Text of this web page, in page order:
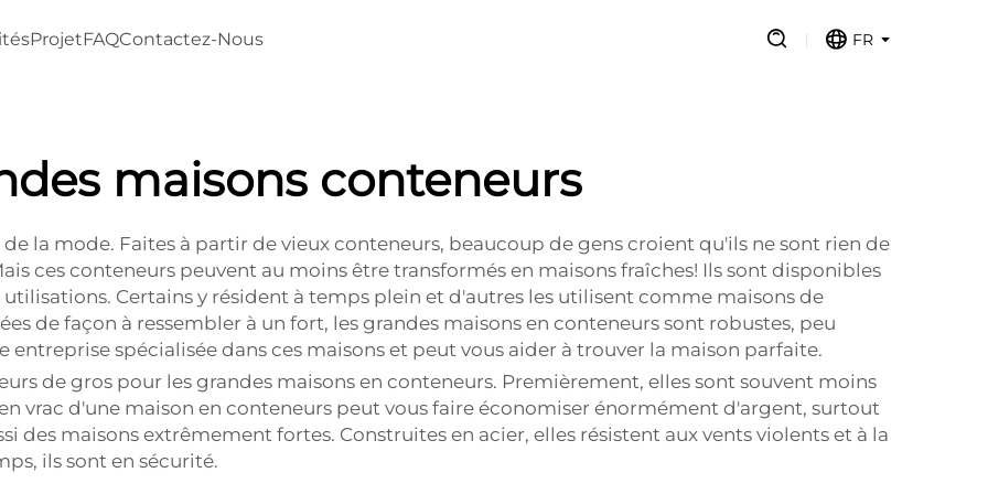
ProjetFAQContactez-Nous FR
maisons conteneurs
la mode. Faites à partir de vieux conteneurs, beaucoup de gens croient qu'ils ne sont rien de
ces conteneurs peuvent au moins être transformés en maisons fraîches! Ils sont disponibles
Certains y résident à temps plein et d'autres les utilisent comme maisons de
de façon à ressembler à un fort, les grandes maisons en conteneurs sont robustes, peu
entreprise spécialisée dans ces maisons et peut vous aider à trouver la maison parfaite.
de gros pour les grandes maisons en conteneurs. Premièrement, elles sont souvent moins
vrac d'une maison en conteneurs peut vous faire économiser énormément d'argent, surtout
des maisons extrêmement fortes. Construites en acier, elles résistent aux vents violents et à la
ils sont en sécurité.